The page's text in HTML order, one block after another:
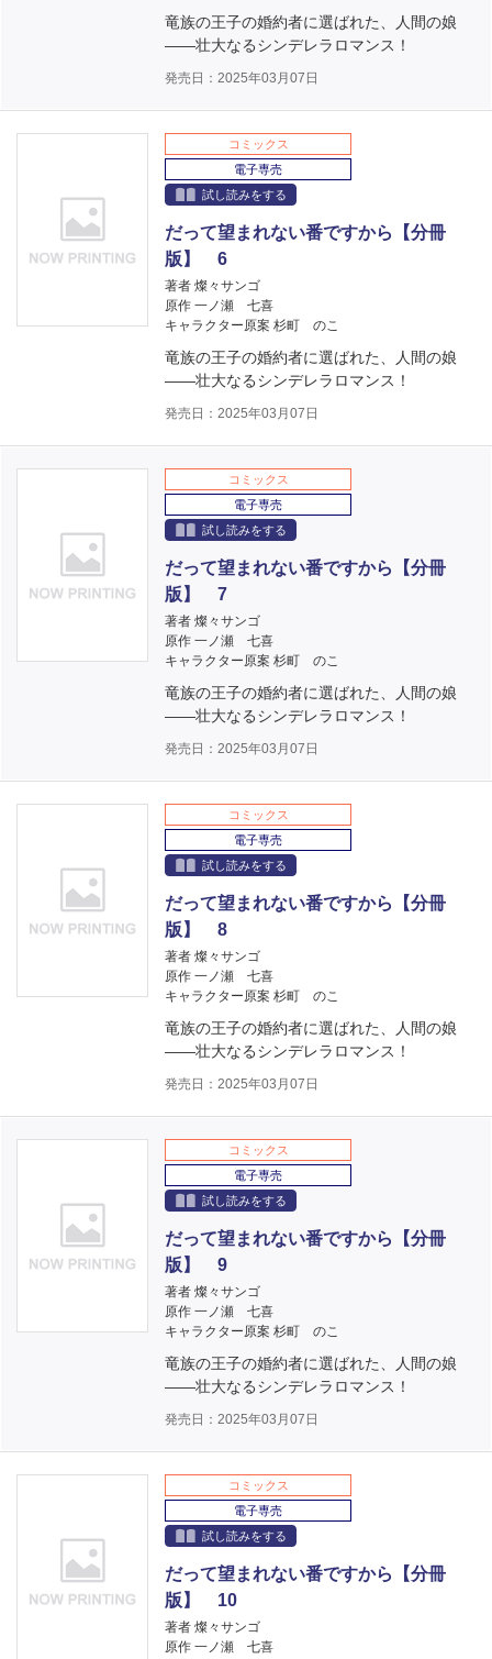
竜族の王子の婚約者に選ばれた、人間の娘
――壮大なるシンデレラロマンス！
発売日：2025年03月07日
コミックス
電子専売
試し読みをする
だって望まれない番ですから【分冊
版】 6
著者 燦々サンゴ
原作 一ノ瀬 七喜
キャラクター原案 杉町 のこ
竜族の王子の婚約者に選ばれた、人間の娘
――壮大なるシンデレラロマンス！
発売日：2025年03月07日
コミックス
電子専売
試し読みをする
だって望まれない番ですから【分冊
版】 7
著者 燦々サンゴ
原作 一ノ瀬 七喜
キャラクター原案 杉町 のこ
竜族の王子の婚約者に選ばれた、人間の娘
――壮大なるシンデレラロマンス！
発売日：2025年03月07日
コミックス
電子専売
試し読みをする
だって望まれない番ですから【分冊
版】 8
著者 燦々サンゴ
原作 一ノ瀬 七喜
キャラクター原案 杉町 のこ
竜族の王子の婚約者に選ばれた、人間の娘
――壮大なるシンデレラロマンス！
発売日：2025年03月07日
コミックス
電子専売
試し読みをする
だって望まれない番ですから【分冊
版】 9
著者 燦々サンゴ
原作 一ノ瀬 七喜
キャラクター原案 杉町 のこ
竜族の王子の婚約者に選ばれた、人間の娘
――壮大なるシンデレラロマンス！
発売日：2025年03月07日
コミックス
電子専売
試し読みをする
だって望まれない番ですから【分冊
版】 10
著者 燦々サンゴ
原作 一ノ瀬 七喜